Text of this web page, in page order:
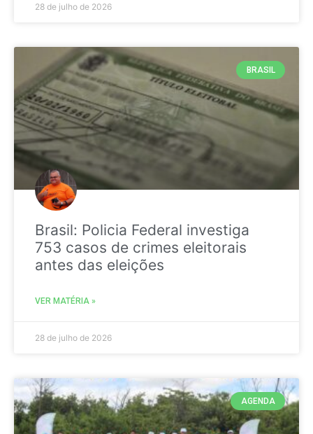
28 de julho de 2026
BRASIL
Brasil: Policia Federal investiga
753 casos de crimes eleitorais
antes das eleições
VER MATÉRIA »
28 de julho de 2026
AGENDA